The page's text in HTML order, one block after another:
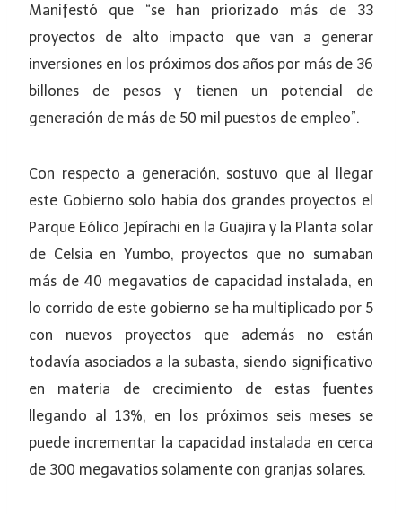
Manifestó que “se han priorizado más de 33
proyectos de alto impacto que van a generar
inversiones en los próximos dos años por más de 36
billones de pesos y tienen un potencial de
generación de más de 50 mil puestos de empleo”.
Con respecto a generación, sostuvo que al llegar
este Gobierno solo había dos grandes proyectos el
Parque Eólico Jepírachi en la Guajira y la Planta solar
de Celsia en Yumbo, proyectos que no sumaban
más de 40 megavatios de capacidad instalada, en
lo corrido de este gobierno se ha multiplicado por 5
con nuevos proyectos que además no están
todavía asociados a la subasta, siendo significativo
en materia de crecimiento de estas fuentes
llegando al 13%, en los próximos seis meses se
puede incrementar la capacidad instalada en cerca
de 300 megavatios solamente con granjas solares.